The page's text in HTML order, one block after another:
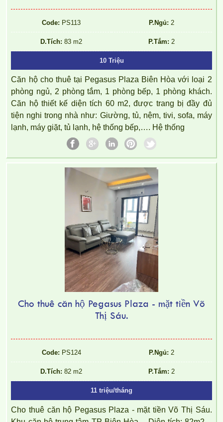
Code: PS113 P.Ngủ: 2
D.Tích: 83 m2 P.Tắm: 2
10 Triệu
Căn hộ cho thuê tại Pegasus Plaza Biên Hòa với loại 2
phòng ngủ, 2 phòng tắm, 1 phòng bếp, 1 phòng khách.
Căn hộ thiết kế diện tích 60 m2, được trang bị đầy đủ
tiện nghi trong nhà như: Giường, tủ, nệm, tivi, sofa, máy
lạnh, máy giặt, tủ lạnh, hệ thống bếp,…. Hệ thống
Cho thuê căn hộ Pegasus Plaza - mặt tiền Võ
Thị Sáu.
Code: PS124 P.Ngủ: 2
D.Tích: 82 m2 P.Tắm: 2
11 triệu/tháng
Cho thuê căn hộ Pegasus Plaza - mặt tiền Võ Thị Sáu.
CHO THUÊ CĂN HỘ TOPAZ TWINS 82M2 14TR/THÁNG
Cho thuê Topaz Twins studio nhỏ xinh đầy đủ NT